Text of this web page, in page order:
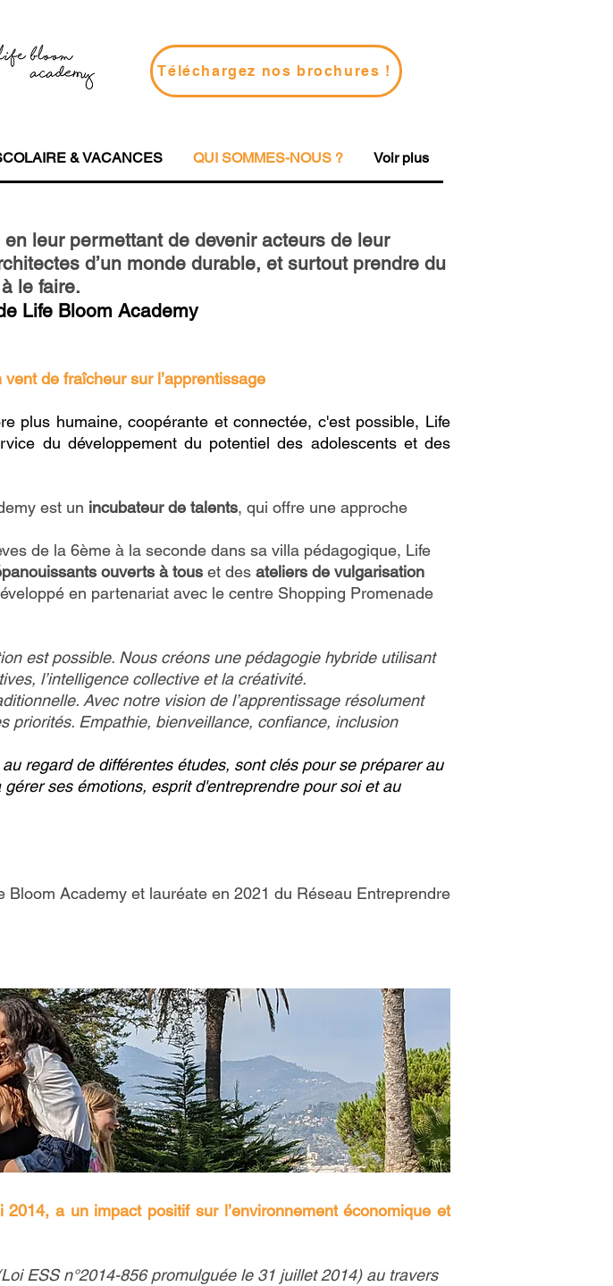
Téléchargez nos brochures !
& VACANCES QUI SOMMES-NOUS ? Voir plus
leur permettant de devenir acteurs de leur
d’un monde durable, et surtout prendre du
le faire.
Life Bloom Academy
de fraîcheur sur l’apprentissage
plus humaine, coopérante et connectée, c'est possible, Life
du développement du potentiel des adolescents et des
est un incubateur de talents, qui offre une approche
de la 6ème à la seconde dans sa villa pédagogique, Life
ouverts à tous et des ateliers de vulgarisation
en partenariat avec le centre Shopping Promenade
est possible. Nous créons une pédagogie hybride utilisant
l’intelligence collective et la créativité.
Avec notre vision de l’apprentissage résolument
Empathie, bienveillance, confiance, inclusion
regard de différentes études, sont clés pour se préparer au
ses émotions, esprit d'entreprendre pour soi et au
Bloom Academy et lauréate en 2021 du Réseau Entreprendre
a un impact positif sur l’environnement économique et
ESS n°2014-856 promulguée le 31 juillet 2014) au travers